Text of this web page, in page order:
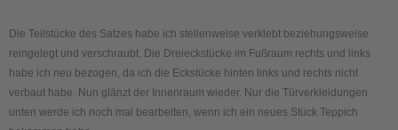
Die Teilstücke des Satzes habe ich stellenweise verklebt beziehungsweise
reingelegt und verschraubt. Die Dreieckstücke im Fußraum rechts und links
habe ich neu bezogen, da ich die Eckstücke hinten links und rechts nicht
verbaut habe. Nun glänzt der Innenraum wieder. Nur die Türverkleidungen
unten werde ich noch mal bearbeiten, wenn ich ein neues Stück Teppich